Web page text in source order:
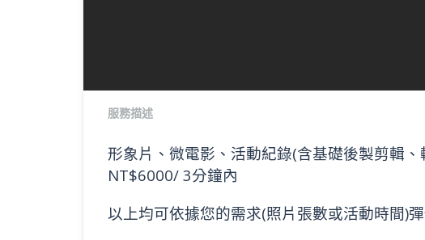
服務描述
形象片、微電影、活動紀錄(含基礎後製剪輯
NT$6000/ 3分鐘內
以上均可依據您的需求(照片張數或活動時間)